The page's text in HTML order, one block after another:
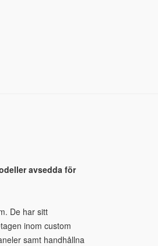
avsedda för
De har sitt
inom custom
samt handhållna